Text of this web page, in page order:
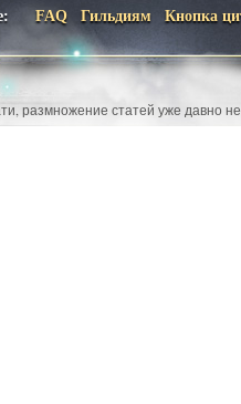
FAQ Гильдиям Кнопка
размножение статей уже давно